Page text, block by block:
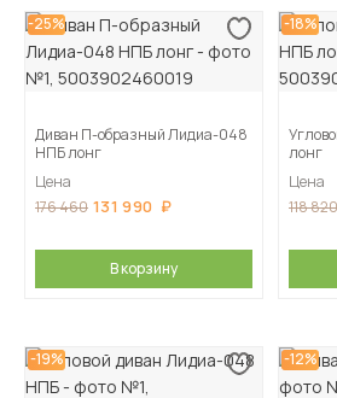
-25%
Диван П-образный Лидиа-048
НПБ лонг
Цена
176 460 131 990
В корзину
-18%
лонг
Цена
118 820
-19% -12%